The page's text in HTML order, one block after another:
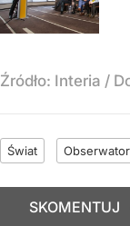
Źródło: Interia /
Świat
SKOMENTUJ